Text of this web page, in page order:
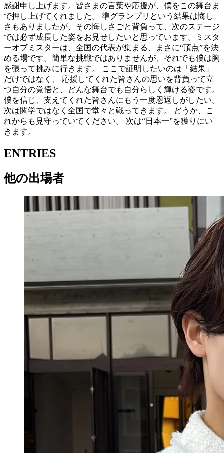
感謝申し上げます。皆さまの言葉や応援が、僕をこの舞台ま
で押し上げてくれました。 準グランプリという結果は悔し
さもありましたが、その悔しさごと背負って、次のステージ
では必ず成長した姿をお見せしたいと思っています。ミスタ
ーオブミスターは、全国の代表が集まる、まさに“頂点”を決
める場です。簡単な挑戦ではありませんが、それでも僕は胸
を張って挑みに行きます。 ここで証明したいのは「結果」
だけではなく、 応援してくれた皆さんの思いを背負って立
つ自分の覚悟と、どんな舞台でも自分らしく輝ける姿です。
僕を信じ、支えてくれた皆さんにもう一度恩返しがしたい。
次は関学ではなく全国で堂々と戦ってきます。 どうか、こ
れからも見守っていてください。 次は“日本一”を獲りにい
きます。
ENTRIES
他の出場者